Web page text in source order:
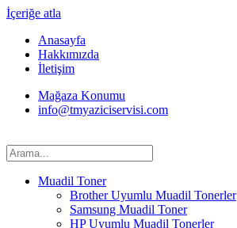
İçeriğe atla
Anasayfa
Hakkımızda
İletişim
Mağaza Konumu
info@tmyaziciservisi.com
Muadil Toner
Brother Uyumlu Muadil Tonerler
Samsung Muadil Toner
HP Uyumlu Muadil Tonerler